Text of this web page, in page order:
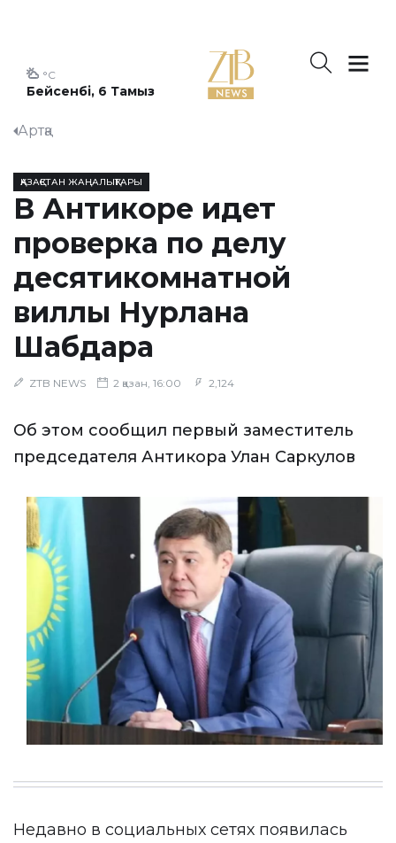
Бейсенбі, 6 Тамыз
°C
Артқа
ҚАЗАҚСТАН ЖАҢАЛЫҚТАРЫ
В Антикоре идет
проверка по делу
десятикомнатной
виллы Нурлана
Шабдара
ZTB NEWS 2 қазан, 16:00 2,124
Об этом сообщил первый заместитель
председателя Антикора Улан Саркулов
Недавно в социальных сетях появилась